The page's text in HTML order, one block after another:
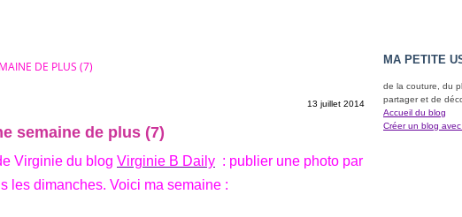
DE PLUS (7)
13 juillet 2014
semaine de plus (7)
Virginie du blog Virginie B Daily : publier une photo par
les dimanches. Voici ma semaine :
MA PETITE
de la couture, du
partager et de
Accueil du blog
Créer un blog